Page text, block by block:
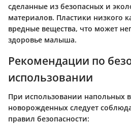
сделанные из безопасных и
материалов. Пластики низкого
вредные вещества, что может
здоровье малыша.
Рекомендации по
использовании
При использовании напольных
новорожденных следует
правил безопасности: